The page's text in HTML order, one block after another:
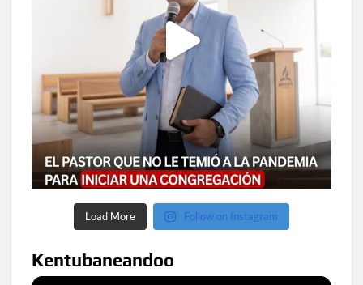
Load More Follow on Instagram
Kentubaneandoo